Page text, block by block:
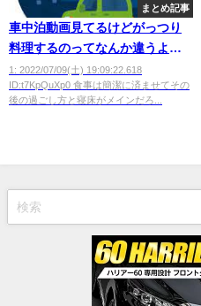
まとめ記事
車中泊動画見てるけどがっつり
料理するのってなんか違うよ
な？
1: 2022/07/09(土) 19:09:22.618
ID:t7KpQuXp0 食事は簡潔に済ませてその
後の過ごし方と寝床がメインだろ...